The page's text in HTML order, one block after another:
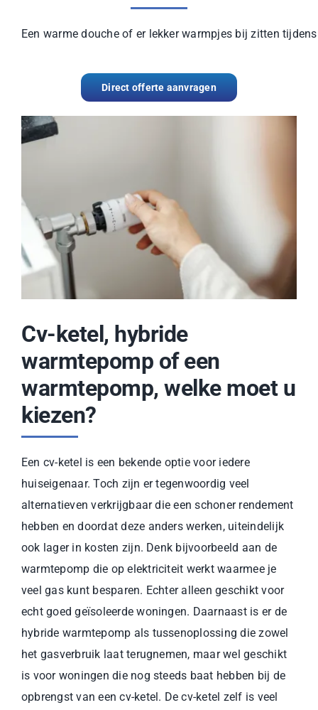
Een warme douche of er lekker warmpjes bij zitten
Direct offerte aanvragen
Cv-ketel, hybride
warmtepomp of een
warmtepomp, welke moet u
kiezen?
Een cv-ketel is een bekende optie voor iedere
huiseigenaar. Toch zijn er tegenwoordig veel
alternatieven verkrijgbaar die een schoner rendement
hebben en doordat deze anders werken, uiteindelijk
ook lager in kosten zijn. Denk bijvoorbeeld aan de
warmtepomp die op elektriciteit werkt waarmee je
veel gas kunt besparen. Echter alleen geschikt voor
echt goed geïsoleerde woningen. Daarnaast is er de
hybride warmtepomp als tussenoplossing die zowel
het gasverbruik laat terugnemen, maar wel geschikt
is voor woningen die nog steeds baat hebben bij de
opbrengst van een cv-ketel. De cv-ketel zelf is veel